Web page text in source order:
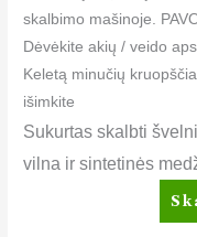
skalbimo mašinoje.
Dėvėkite akių / veido
Keletą minučių
išimkite
Sukurtas skalbti
vilna ir sintetinės